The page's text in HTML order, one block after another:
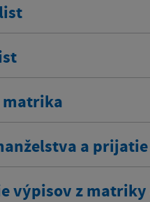
matrika
a
výpisov z